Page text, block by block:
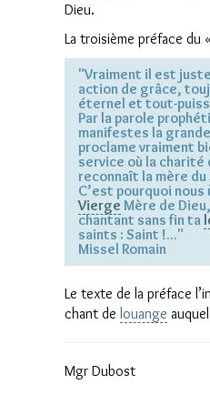
Dieu.
La troisième préface du «
"Vraiment il est
action de grâce,
éternel et tout-
Par la parole
manifestes la
proclame vraiment
service où la charité
reconnaît la mère du
C’est pourquoi
Vierge Mère de
chantant sans fin ta
saints : Saint !..."
Missel Romain
Le texte de la préface
chant de louange
Mgr Dubost